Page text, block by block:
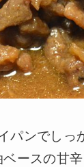
パンでしっ
ースの甘